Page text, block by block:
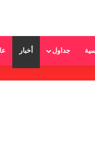
جداول أخبار